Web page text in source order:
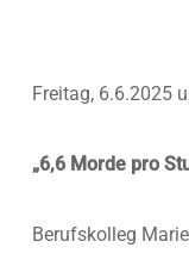
Freitag, 6.6.2025
„6,6 Morde pro
Berufskolleg